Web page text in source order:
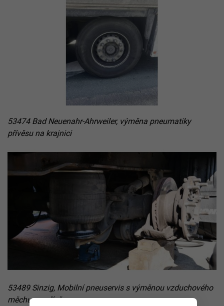
53474 Bad Neuenahr-Ahrweiler, výměna pneumatiky
přívěsu na krajnici
53489 Sinzig, Mobilní pneuservis s výměnou vzduchového
měchu na přívěsu